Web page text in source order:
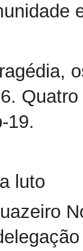
19.
luto